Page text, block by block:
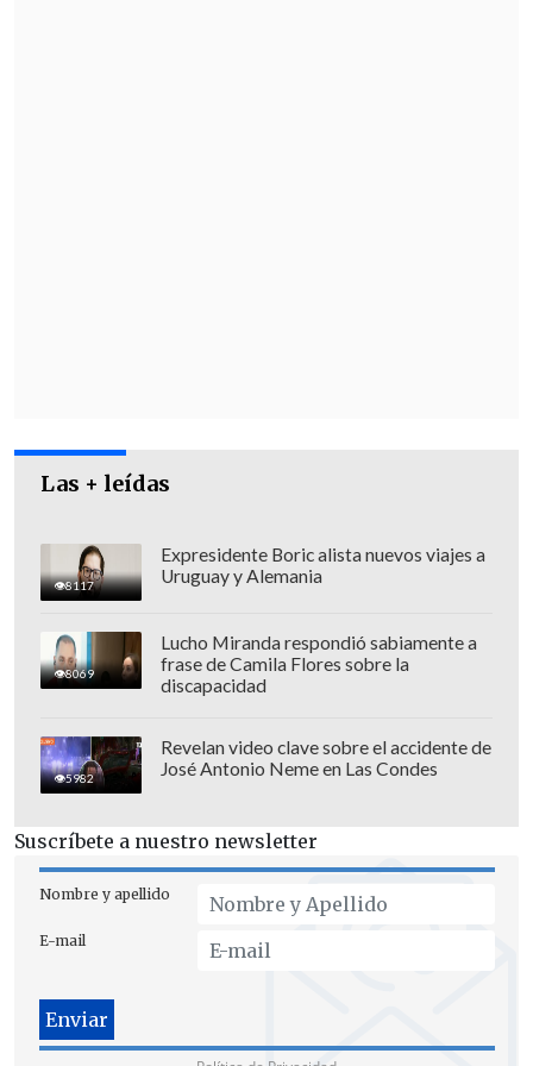
Las + leídas
8117
Expresidente Boric alista nuevos viajes a
Uruguay y Alemania
8069
Lucho Miranda respondió sabiamente a
frase de Camila Flores sobre la
discapacidad
5982
Revelan video clave sobre el accidente de
José Antonio Neme en Las Condes
Suscríbete a nuestro newsletter
Nombre y apellido
E-mail